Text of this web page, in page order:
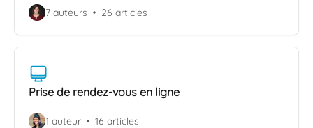
7 auteurs 26 articles
Prise de rendez-vous en ligne
1 auteur 16 articles